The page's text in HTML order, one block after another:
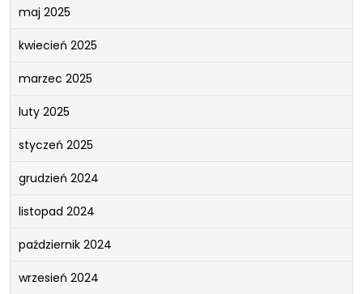
maj 2025
kwiecień 2025
marzec 2025
luty 2025
styczeń 2025
grudzień 2024
listopad 2024
październik 2024
wrzesień 2024